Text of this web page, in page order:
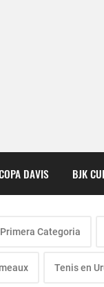
DAVIS BJK
Categoria
Tenis en